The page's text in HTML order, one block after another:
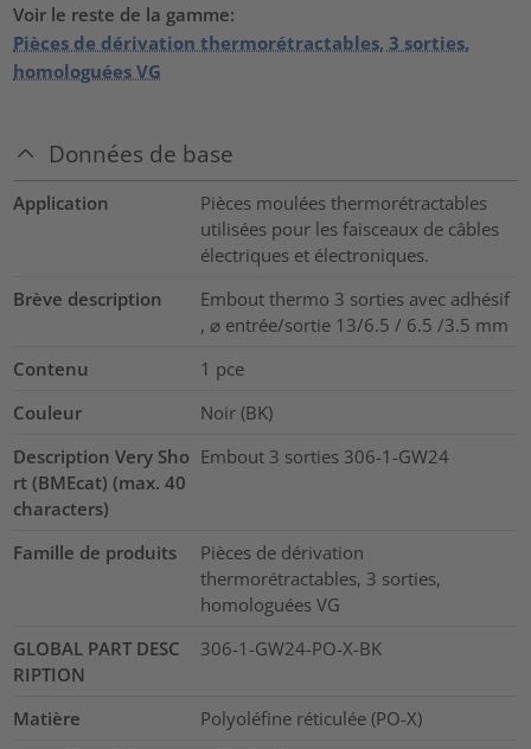
Voir le reste de la gamme:
Pièces de dérivation thermorétractables, 3 sorties,
homologuées VG
Données de base
Application
Pièces moulées thermorétractables
utilisées pour les faisceaux de câbles
électriques et électroniques.
Brève description
Embout thermo 3 sorties avec adhésif
, ⌀ entrée/sortie 13/6.5 / 6.5 /3.5 mm
Contenu
1 pce
Couleur
Noir (BK)
Description Very Sho
rt (BMEcat) (max. 40
characters)
Embout 3 sorties 306-1-GW24
Famille de produits
Pièces de dérivation
thermorétractables, 3 sorties,
homologuées VG
GLOBAL PART DESC
RIPTION
306-1-GW24-PO-X-BK
Matière
Polyoléfine réticulée (PO-X)